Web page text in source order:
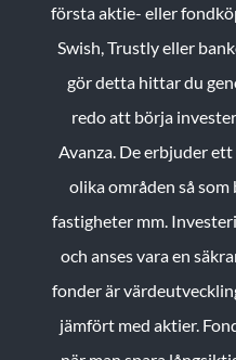
första aktie- eller
Swish, Trustly eller
gör detta hittar du
redo att börja
Avanza. De erbjuder
olika områden så
fastigheter mm.
och anses vara en
fonder är
jämfört med aktier.